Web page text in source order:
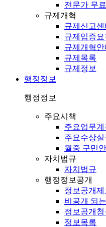
전문가 무
규제개혁
규제신고센
규제입증요
규제개혁안
규제목록
규제정보
행정정보
행정정보
주요시책
주요업무계
주요수상실
월중 구민
자치법규
자치법규
행정정보공개
정보공개제
비공개 되
정보공개
정보목록